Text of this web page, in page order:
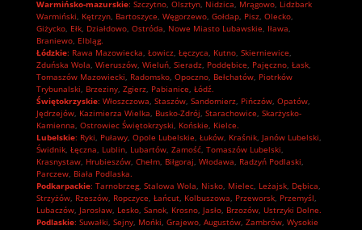
Warmińsko-mazurskie: Szczytno, Olsztyn, Nidzica, Mrągowo, Lidzbark
Warmiński, Kętrzyn, Bartoszyce, Węgorzewo, Gołdap, Pisz, Olecko,
Giżycko, Ełk, Działdowo, Ostróda, Nowe Miasto Lubawskie, Iława,
Braniewo, Elbląg.
Łódzkie: Rawa Mazowiecka, Łowicz, Łęczyca, Kutno, Skierniewice,
Zduńska Wola, Wieruszów, Wieluń, Sieradz, Poddębice, Pajęczno, Łask,
Tomaszów Mazowiecki, Radomsko, Opoczno, Bełchatów, Piotrków
Trybunalski, Brzeziny, Zgierz, Pabianice, Łódź.
Świętokrzyskie: Włoszczowa, Staszów, Sandomierz, Pińczów, Opatów,
Jędrzejów, Kazimierza Wielka, Busko-Zdrój, Starachowice, Skarżysko-
Kamienna, Ostrowiec Świętokrzyski, Końskie, Kielce.
Lubelskie: Ryki, Puławy, Opole Lubelskie, Łuków, Kraśnik, Janów Lubelski,
Świdnik, Łęczna, Lublin, Lubartów, Zamość, Tomaszów Lubelski,
Krasnystaw, Hrubieszów, Chełm, Biłgoraj, Włodawa, Radzyń Podlaski,
Parczew, Biała Podlaska.
Podkarpackie: Tarnobrzeg, Stalowa Wola, Nisko, Mielec, Leżajsk, Dębica,
Strzyżów, Rzeszów, Ropczyce, Łańcut, Kolbuszowa, Przeworsk, Przemyśl,
Lubaczów, Jarosław, Lesko, Sanok, Krosno, Jasło, Brzozów, Ustrzyki Dolne.
Podlaskie: Suwałki, Sejny, Mońki, Grajewo, Augustów, Zambrów, Wysokie